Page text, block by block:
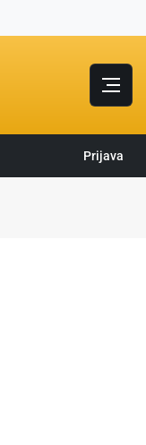
Prijava